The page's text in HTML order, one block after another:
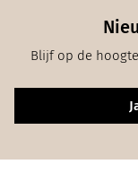
Blijf op de